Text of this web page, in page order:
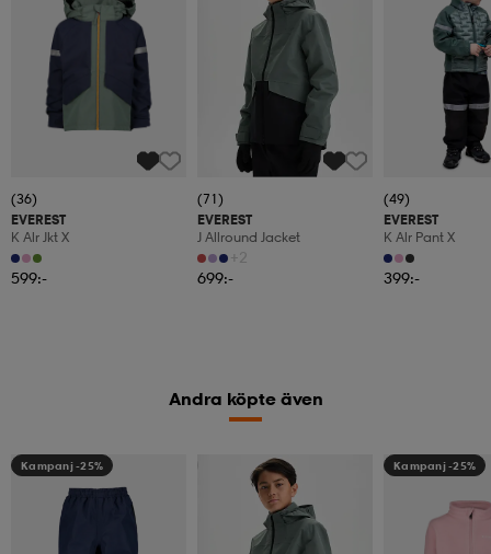
(36)
EVEREST
K Alr Jkt X
599:-
(71)
EVEREST
J Allround Jacket
+2
699:-
(49)
EVEREST
K Alr Pant X
399:-
Andra köpte även
Kampanj -25% Kampanj -25% Kampanj -25%